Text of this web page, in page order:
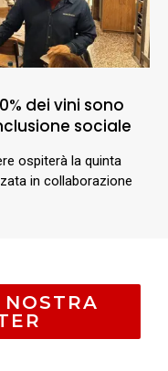
dei vini sono
sociale
ospiterà la quinta
in collaborazione